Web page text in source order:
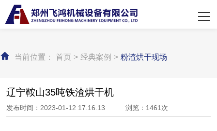
网站首页
产品展示
经典案例
新闻中心
当前位置： 首页 > 经典案例 > 粉渣烘干现场
辽宁鞍山35吨铁渣烘干机
发布时间：2023-01-12 17:16:13 浏览：1461次